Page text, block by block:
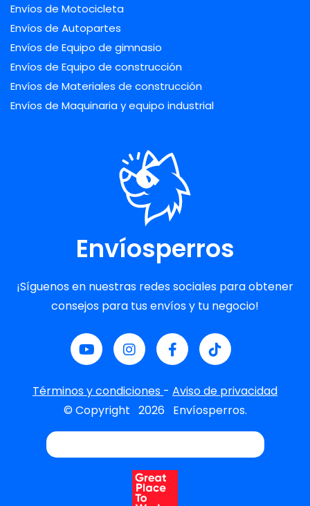
Envíos de Motocicleta
Envíos de Autopartes
Envíos de Equipo de gimnasio
Envíos de Equipo de construcción
Envíos de Materiales de construcción
Envíos de Maquinaria y equipo industrial
Envíosperros
¡Síguenos en nuestras redes sociales para obtener
consejos para tus envíos y tu negocio!
Términos y condiciones - Aviso de privacidad
© Copyright 2026 Envíosperros.